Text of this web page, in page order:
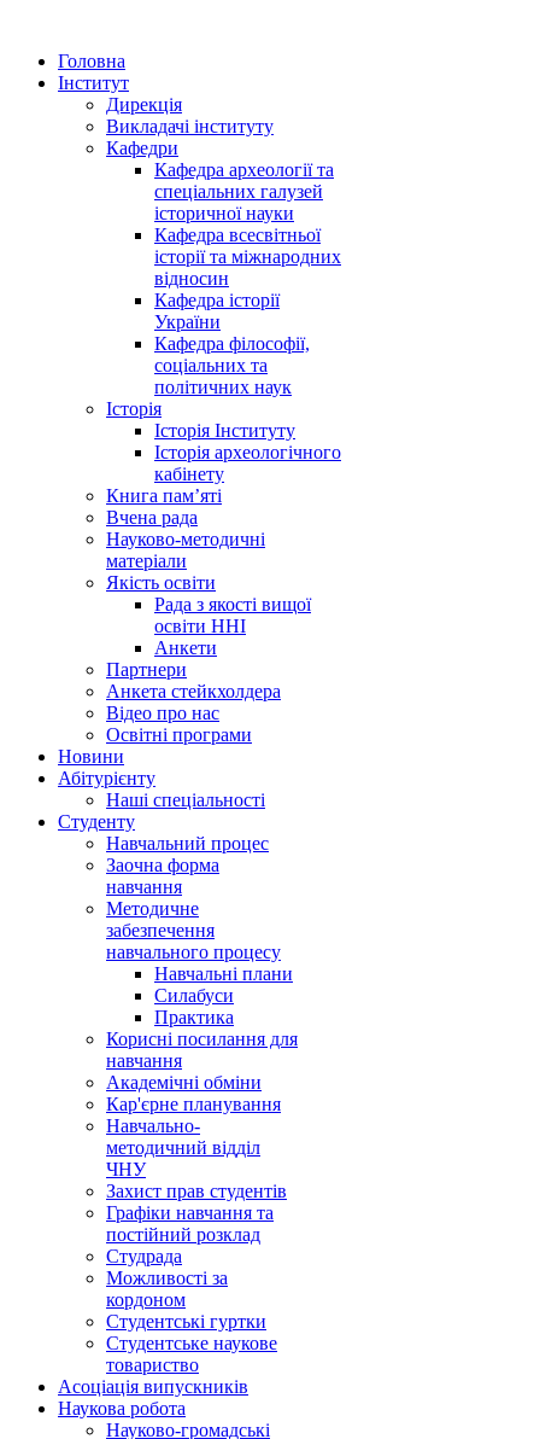
Головна
Інститут
Дирекція
Викладачі інституту
Кафедри
Кафедра археології та
спеціальних галузей
історичної науки
Кафедра всесвітньої
історії та міжнародних
відносин
Кафедра історії
України
Кафедра філософії,
соціальних та
політичних наук
Історія
Історія Інституту
Історія археологічного
кабінету
Книга памʼяті
Вчена рада
Науково-методичні
матеріали
Якість освіти
Рада з якості вищої
освіти ННІ
Анкети
Партнери
Анкета стейкхолдера
Відео про нас
Освітні програми
Hовини
Абітурієнту
Наші спеціальності
Студенту
Навчальний процес
Заочна форма
навчання
Методичне
забезпечення
навчального процесу
Навчальні плани
Силабуси
Практика
Корисні посилання для
навчання
Академічні обміни
Кар'єрне планування
Навчально-
методичний відділ
ЧНУ
Захист прав студентів
Графіки навчання та
постійний розклад
Студрада
Можливості за
кордоном
Студентські гуртки
Студентське наукове
товариство
Асоціація випускників
Наукова робота
Науково-громадські